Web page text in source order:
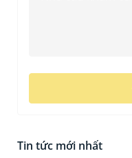
Tin tức mới nhất